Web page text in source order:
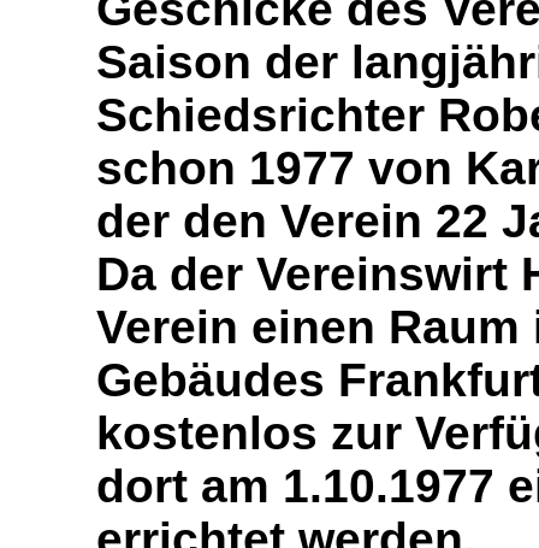
Saison der
Schiedsrichter
schon 1977 von
der den Verein 22
Da der Vereinswirt
Verein einen
Gebäudes
kostenlos zur
dort am 1.10.1977